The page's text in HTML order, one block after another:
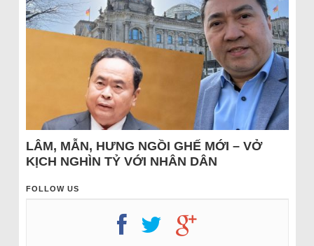
LÂM, MẪN, HƯNG NGỒI GHẾ MỚI – VỞ
KỊCH NGHÌN TỶ VỚI NHÂN DÂN
FOLLOW US